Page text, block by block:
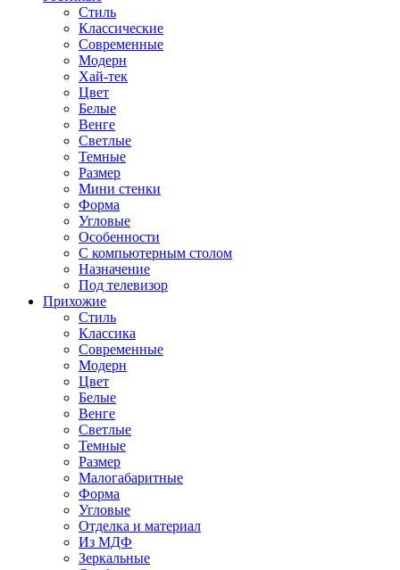
Стиль
Классические
Современные
Модерн
Хай-тек
Цвет
Белые
Венге
Светлые
Темные
Размер
Мини стенки
Форма
Угловые
Особенности
С компьютерным столом
Назначение
Под телевизор
Прихожие
Стиль
Классика
Современные
Модерн
Цвет
Белые
Венге
Светлые
Темные
Размер
Малогабаритные
Форма
Угловые
Отделка и материал
Из МДФ
Зеркальные